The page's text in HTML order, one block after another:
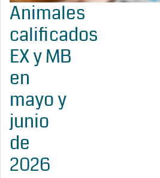
Animales
calificados
EX y MB
en
mayo y
junio
de
2026